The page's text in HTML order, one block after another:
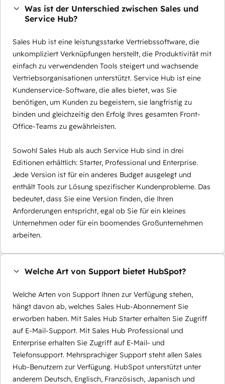
Was ist der Unterschied zwischen Sales und
Service Hub?
Sales Hub ist eine leistungsstarke Vertriebssoftware, die
unkompliziert Verknüpfungen herstellt, die Produktivität mit
einfach zu verwendenden Tools steigert und wachsende
Vertriebsorganisationen unterstützt. Service Hub ist eine
Kundenservice-Software, die alles bietet, was Sie
benötigen, um Kunden zu begeistern, sie langfristig zu
binden und gleichzeitig den Erfolg Ihres gesamten Front-
Office-Teams zu gewährleisten.
Sowohl Sales Hub als auch Service Hub sind in drei
Editionen erhältlich: Starter, Professional und Enterprise.
Jede Version ist für ein anderes Budget ausgelegt und
enthält Tools zur Lösung spezifischer Kundenprobleme. Das
bedeutet, dass Sie eine Version finden, die Ihren
Anforderungen entspricht, egal ob Sie für ein kleines
Unternehmen oder für ein boomendes Großunternehmen
arbeiten.
Welche Art von Support bietet HubSpot?
Welche Arten von Support Ihnen zur Verfügung stehen,
hängt davon ab, welches Sales Hub-Abonnement Sie
erworben haben. Mit Sales Hub Starter erhalten Sie Zugriff
auf E-Mail-Support. Mit Sales Hub Professional und
Enterprise erhalten Sie Zugriff auf E-Mail- und
Telefonsupport. Mehrsprachiger Support steht allen Sales
Hub-Benutzern zur Verfügung. HubSpot unterstützt unter
anderem Deutsch, Englisch, Französisch, Japanisch und